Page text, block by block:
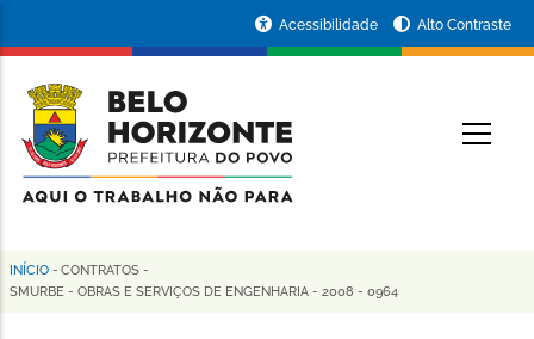
conteúdo
principal
da
Prefeitura
de
Horizonte
Acessibilidade Alto Contraste
Trilha
INÍCIO - CONTRATOS -
SMURBE - OBRAS E SERVIÇOS DE ENGENHARIA - 2008 - 0964